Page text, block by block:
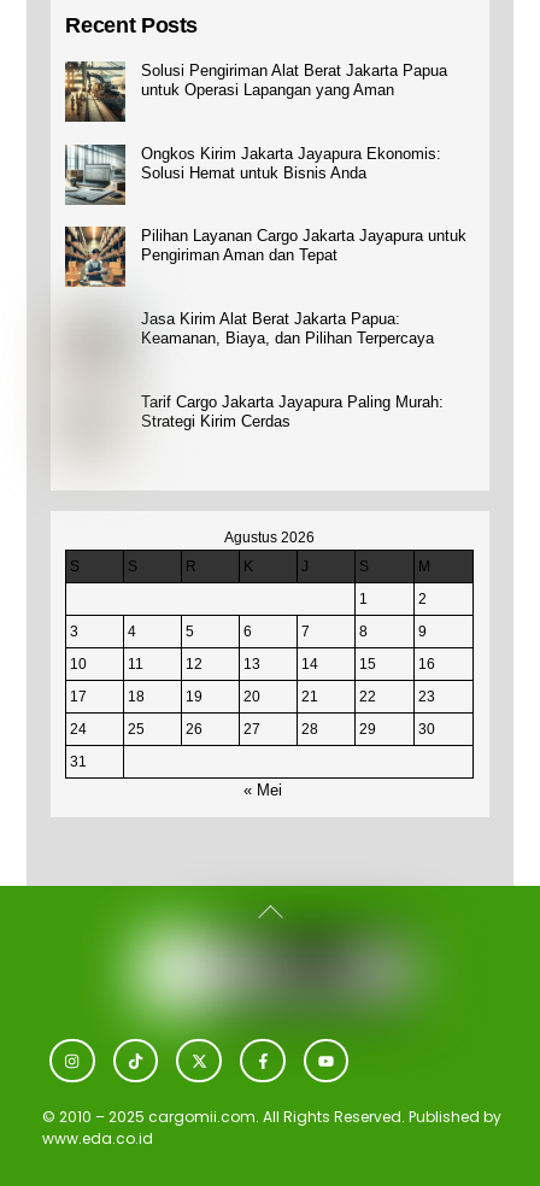
Recent Posts
Solusi Pengiriman Alat Berat Jakarta Papua
untuk Operasi Lapangan yang Aman
Ongkos Kirim Jakarta Jayapura Ekonomis:
Solusi Hemat untuk Bisnis Anda
Pilihan Layanan Cargo Jakarta Jayapura untuk
Pengiriman Aman dan Tepat
Jasa Kirim Alat Berat Jakarta Papua:
Keamanan, Biaya, dan Pilihan Terpercaya
Tarif Cargo Jakarta Jayapura Paling Murah:
Strategi Kirim Cerdas
Agustus 2026
S
S R K J S
M
1
2
3
4 5 6 7 8
9
10
11 12 13 14 15
16
17
18 19 20 21 22
23
24
25 26 27 28 29
30
31
« Mei
Back
Icon
Icon
Icon
Icon
Icon
© 2010 – 2025 cargomii.com. All Rights Reserved. Published by
www.eda.co.id